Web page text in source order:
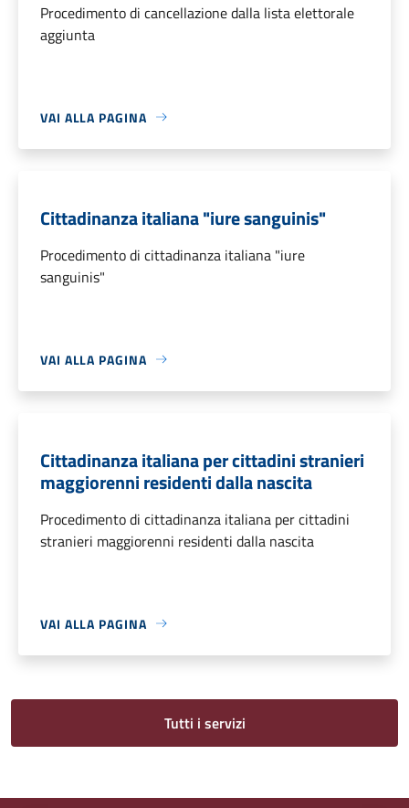
Procedimento di cancellazione dalla lista elettorale
aggiunta
VAI ALLA PAGINA
Cittadinanza italiana "iure sanguinis"
Procedimento di cittadinanza italiana "iure
sanguinis"
VAI ALLA PAGINA
Cittadinanza italiana per cittadini stranieri
maggiorenni residenti dalla nascita
Procedimento di cittadinanza italiana per cittadini
stranieri maggiorenni residenti dalla nascita
VAI ALLA PAGINA
Tutti i servizi